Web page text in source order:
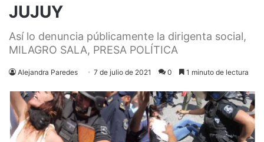
JUJUY
Así lo denuncia públicamente la dirigenta social,
MILAGRO SALA, PRESA POLÍTICA
Alejandra Paredes 7 de julio de 2021 0 1 minuto de lectura